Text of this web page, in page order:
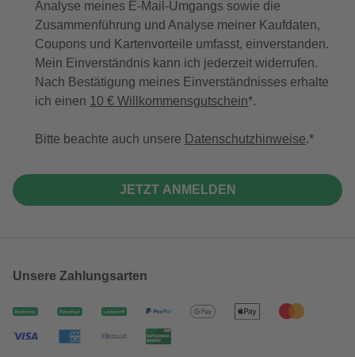
Analyse meines E-Mail-Umgangs sowie die
Zusammenführung und Analyse meiner Kaufdaten,
Coupons und Kartenvorteile umfasst, einverstanden.
Mein Einverständnis kann ich jederzeit widerrufen.
Nach Bestätigung meines Einverständnisses erhalte
ich einen 10 € Willkommensgutschein*.
Bitte beachte auch unsere Datenschutzhinweise.
JETZT ANMELDEN
Unsere Zahlungsarten